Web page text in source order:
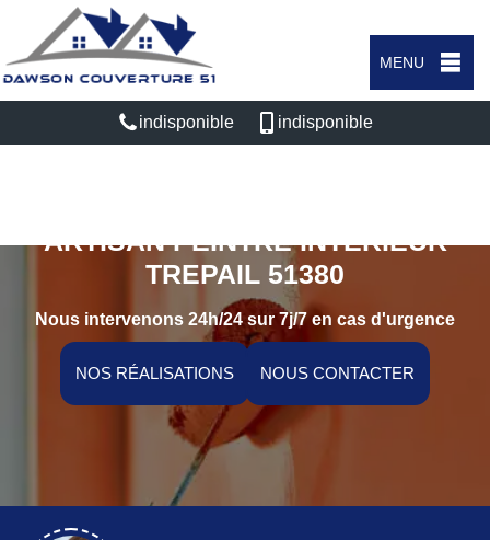
MENU
indisponible indisponible
ARTISAN PEINTRE INTÉRIEUR
TREPAIL 51380
Nous intervenons 24h/24 sur 7j/7 en cas d'urgence
NOS RÉALISATIONS NOUS CONTACTER